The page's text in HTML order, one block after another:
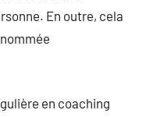
En outre, cela
en coaching